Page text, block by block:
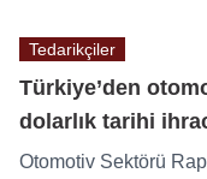
Tedarikçiler
Türkiye’den
dolarlık tarihi
Otomotiv Sektörü